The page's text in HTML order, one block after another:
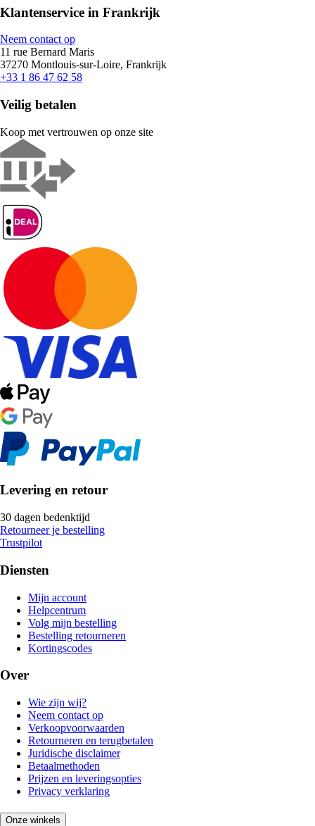
Klantenservice in Frankrijk
Neem contact op
11 rue Bernard Maris
37270 Montlouis-sur-Loire, Frankrijk
+33 1 86 47 62 58
Veilig betalen
Koop met vertrouwen op onze site
Levering en retour
30 dagen bedenktijd
Retourneer je bestelling
Trustpilot
Diensten
Mijn account
Helpcentrum
Volg mijn bestelling
Bestelling retourneren
Kortingscodes
Over
Wie zijn wij?
Neem contact op
Verkoopvoorwaarden
Retourneren en terugbetalen
Juridische disclaimer
Betaalmethoden
Prijzen en leveringsopties
Privacy verklaring
Onze winkels